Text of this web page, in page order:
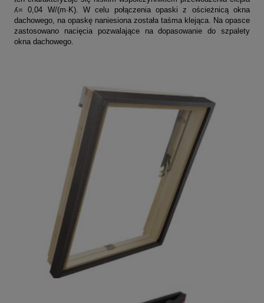
ʎ= 0,04 W/(m∙K). W celu połączenia opaski z ościeżnicą okna
dachowego, na opaskę naniesiona została taśma klejąca. Na opasce
zastosowano nacięcia pozwalające na dopasowanie do szpalety
okna dachowego.